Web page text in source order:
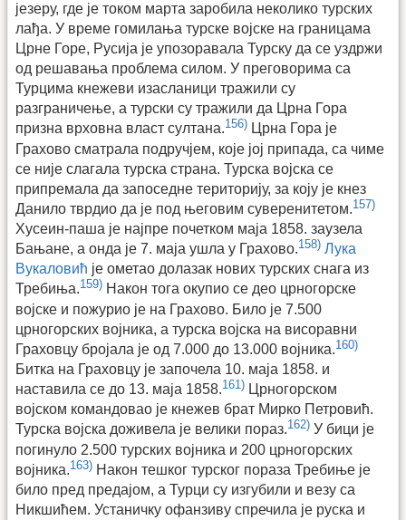
језеру, где је током марта заробила неколико турских
лађа. У време гомилања турске војске на границама
Црне Горе, Русија је упозоравала Турску да се уздржи
од решавања проблема силом. У преговорима са
Турцима кнежеви изасланици тражили су
разграничење, а турски су тражили да Црна Гора
призна врховна власт султана.156) Црна Гора је
Грахово сматрала подручјем, које јој припада, са чиме
се није слагала турска страна. Турска војска се
припремала да запоседне територију, за коју је кнез
Данило тврдио да је под његовим суверенитетом.157)
Хусеин-паша је најпре почетком маја 1858. заузела
Бањане, а онда је 7. маја ушла у Грахово.158) Лука
Вукаловић је ометао долазак нових турских снага из
Требиња.159) Након тога окупио се део црногорске
војске и пожурио је на Грахово. Било је 7.500
црногорских војника, а турска војска на висоравни
Граховцу бројала је од 7.000 до 13.000 војника.160)
Битка на Граховцу је започела 10. маја 1858. и
наставила се до 13. маја 1858.161) Црногорском
војском командовао је кнежев брат Мирко Петровић.
Турска војска доживела је велики пораз.162) У бици је
погинуло 2.500 турских војника и 200 црногорских
војника.163) Након тешког турског пораза Требиње је
било пред предајом, а Турци су изгубили и везу са
Никшићем. Устаничку офанзиву спречила је руска и